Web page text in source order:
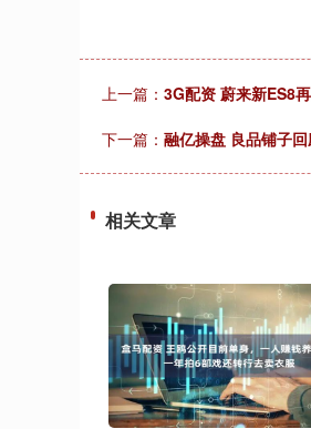
上一篇： 3G配资 蔚来新ES8
下一篇： 融亿操盘 良品铺子
相关文章